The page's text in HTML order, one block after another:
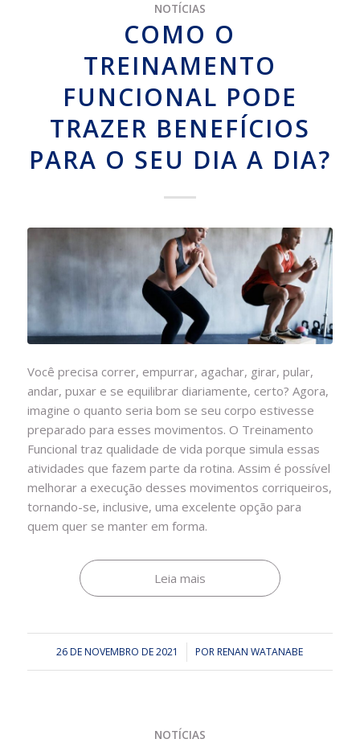
NOTÍCIAS
COMO O
TREINAMENTO
FUNCIONAL PODE
TRAZER BENEFÍCIOS
PARA O SEU DIA A DIA?
Você precisa correr, empurrar, agachar, girar, pular,
andar, puxar e se equilibrar diariamente, certo? Agora,
imagine o quanto seria bom se seu corpo estivesse
preparado para esses movimentos. O Treinamento
Funcional traz qualidade de vida porque simula essas
atividades que fazem parte da rotina. Assim é possível
melhorar a execução desses movimentos corriqueiros,
tornando-se, inclusive, uma excelente opção para
quem quer se manter em forma.
Leia mais
26 DE NOVEMBRO DE 2021
/ PORRENAN WATANABE
NOTÍCIAS